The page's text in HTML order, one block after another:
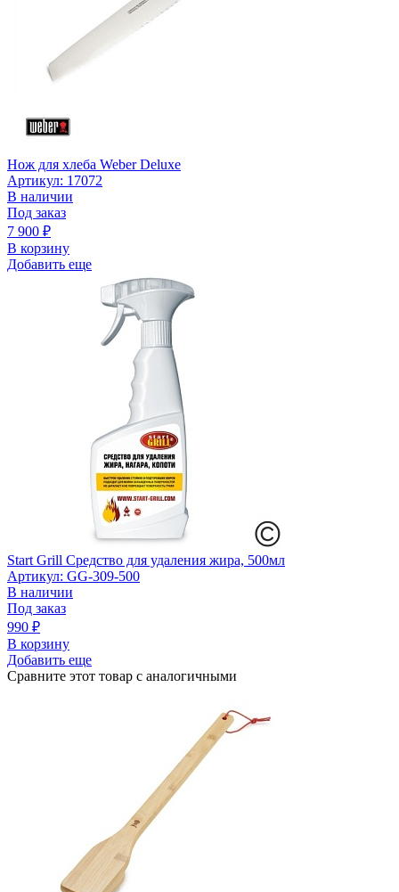
Нож для хлеба Weber Deluxe
Артикул: 17072
В наличии
Под заказ
7 900 ₽
В корзину
Добавить еще
Start Grill Средство для удаления жира, 500мл
Артикул: GG-309-500
В наличии
Под заказ
990 ₽
В корзину
Добавить еще
Сравните этот товар с аналогичными